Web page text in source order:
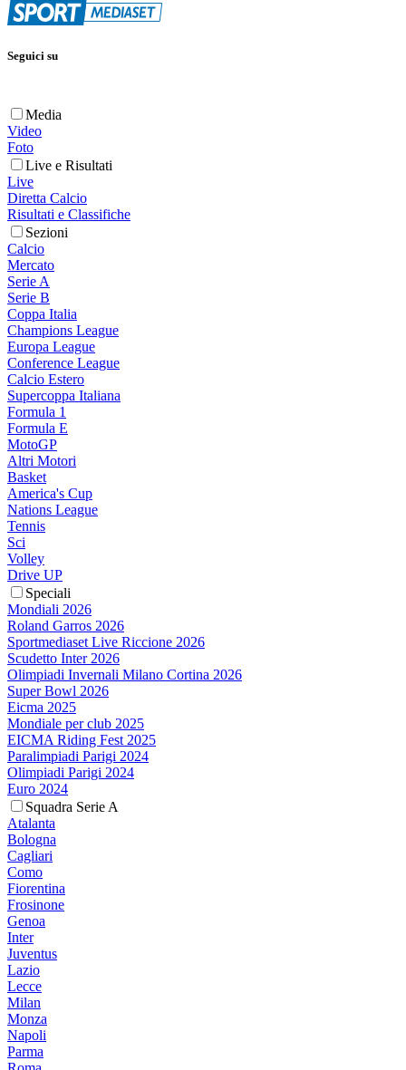
Seguici su
Media
Video
Foto
Live e Risultati
Live
Diretta Calcio
Risultati e Classifiche
Sezioni
Calcio
Mercato
Serie A
Serie B
Coppa Italia
Champions League
Europa League
Conference League
Calcio Estero
Supercoppa Italiana
Formula 1
Formula E
MotoGP
Altri Motori
Basket
America's Cup
Nations League
Tennis
Sci
Volley
Drive UP
Speciali
Mondiali 2026
Roland Garros 2026
Sportmediaset Live Riccione 2026
Scudetto Inter 2026
Olimpiadi Invernali Milano Cortina 2026
Super Bowl 2026
Eicma 2025
Mondiale per club 2025
EICMA Riding Fest 2025
Paralimpiadi Parigi 2024
Olimpiadi Parigi 2024
Euro 2024
Squadra Serie A
Atalanta
Bologna
Cagliari
Como
Fiorentina
Frosinone
Genoa
Inter
Juventus
Lazio
Lecce
Milan
Monza
Napoli
Parma